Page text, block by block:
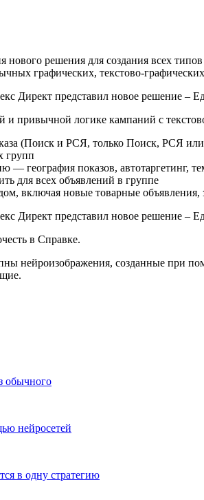
нового решения для создания всех
графических, текстово-
привычной логике кампаний с
(Поиск и РСЯ, только Поиск, РСЯ или
групп
— география показов, автотаргетинг,
для всех объявлений в группе
включая новые товарные объявления,
в Справке.
нейроизображения, созданные при
обычного
нейросетей
в одну стратегию